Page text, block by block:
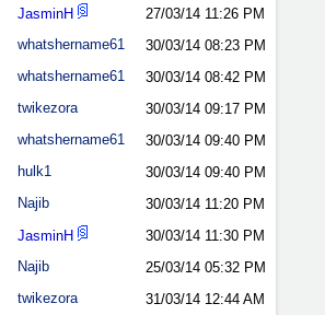
JasminH 27/03/14 11:26 PM
whatshername61 30/03/14 08:23 PM
whatshername61 30/03/14 08:42 PM
twikezora 30/03/14 09:17 PM
whatshername61 30/03/14 09:40 PM
hulk1 30/03/14 09:40 PM
Najib 30/03/14 11:20 PM
JasminH 30/03/14 11:30 PM
Najib 25/03/14 05:32 PM
twikezora 31/03/14 12:44 AM